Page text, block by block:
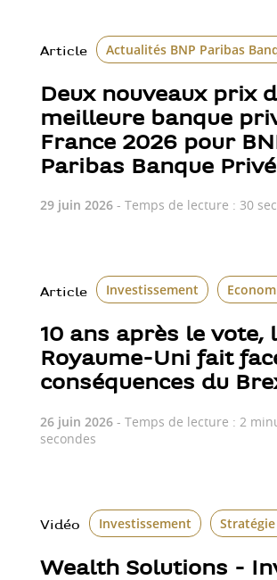
Article Actualités BNP Paribas
Deux nouveaux prix
meilleure banque
France 2026 pour
Paribas Banque
29 juin 2026- Temps de lecture : 30
Article Investissement
10 ans après le vote,
Royaume-Uni fait
conséquences du
26 juin 2026- Temps de lecture : 2
secondes
Vidéo Investissement Stratégie
Wealth Solutions -